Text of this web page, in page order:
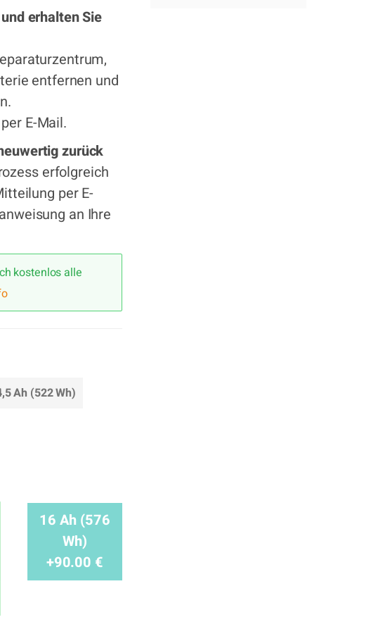
erhalten Sie
entfernen und
E-Mail.
zurück
erfolgreich
per E-
an Ihre
kostenlos alle
Ah (522 Wh)
16 Ah (576
Wh)
+90.00 €